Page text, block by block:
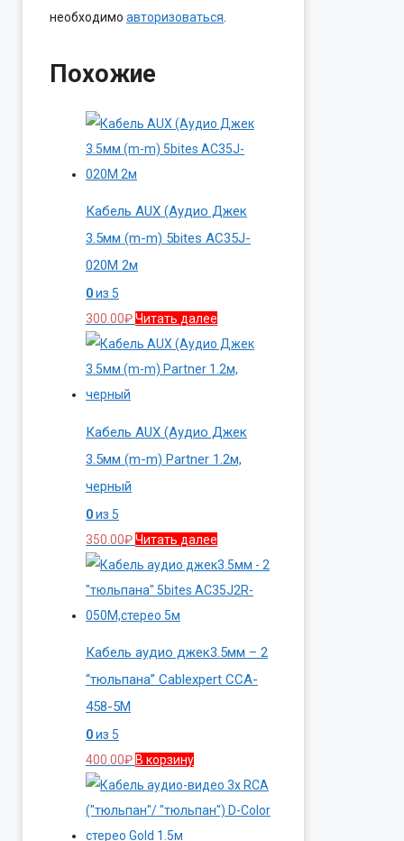
необходимо авторизоваться
Похожие
Кабель AUX (Аудио Джек
3.5мм (m-m) 5bites AC35J-
020M 2м
0из 5
300.00₽Читать далее
Кабель AUX (Аудио Джек
3.5мм (m-m) Partner 1.2м,
черный
0из 5
350.00₽Читать далее
Кабель аудио джек3.5мм – 2
“тюльпана” Cablexpert CCA-
458-5M
0из 5
400.00₽ В корзину